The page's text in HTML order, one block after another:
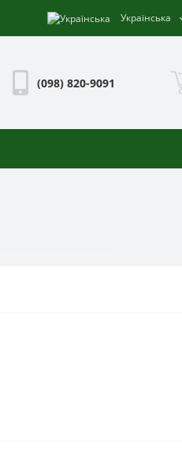
Українська
(098) 820-9091